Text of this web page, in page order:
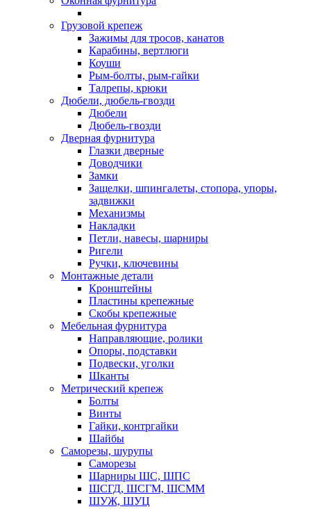
Грузовой крепеж
Зажимы для тросов, канатов
Карабины, вертлюги
Коуши
Рым-болты, рым-гайки
Талрепы, крюки
Дюбели, дюбель-гвозди
Дюбели
Дюбель-гвозди
Дверная фурнитура
Глазки дверные
Доводчики
Замки
Защелки, шпингалеты, стопора, упоры,
задвижки
Механизмы
Накладки
Петли, навесы, шарниры
Ригели
Ручки, ключевины
Монтажные детали
Кронштейны
Пластины крепежные
Скобы крепежные
Мебельная фурнитура
Направляющие, ролики
Опоры, подставки
Подвески, уголки
Шканты
Метрический крепеж
Болты
Винты
Гайки, контргайки
Шайбы
Саморезы, шурупы
Саморезы
Шарниры ШС, ШПС
ШСГД, ШСГМ, ШСММ
ШУЖ, ШУЦ